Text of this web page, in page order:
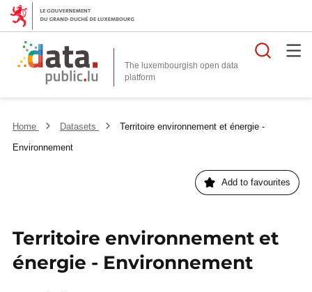
The luxembourgish open data
platform
Home Datasets
Territoire environnement et énergie -
Environnement
Add to favourites
Territoire environnement et
énergie - Environnement